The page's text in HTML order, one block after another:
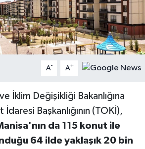
A- A+
İklim Değişikliği Bakanlığına
İdaresi Başkanlığının (TOKİ),
da 115 konut ile
64 ilde yaklaşık 20 bin